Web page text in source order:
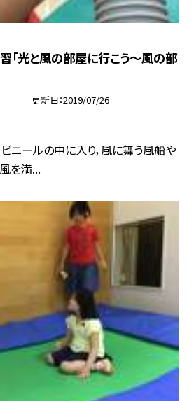
「光と風の部屋に行こう〜風の部
更新日 2019/07/26
ニールの中に入り，風に舞う風船や
を満...